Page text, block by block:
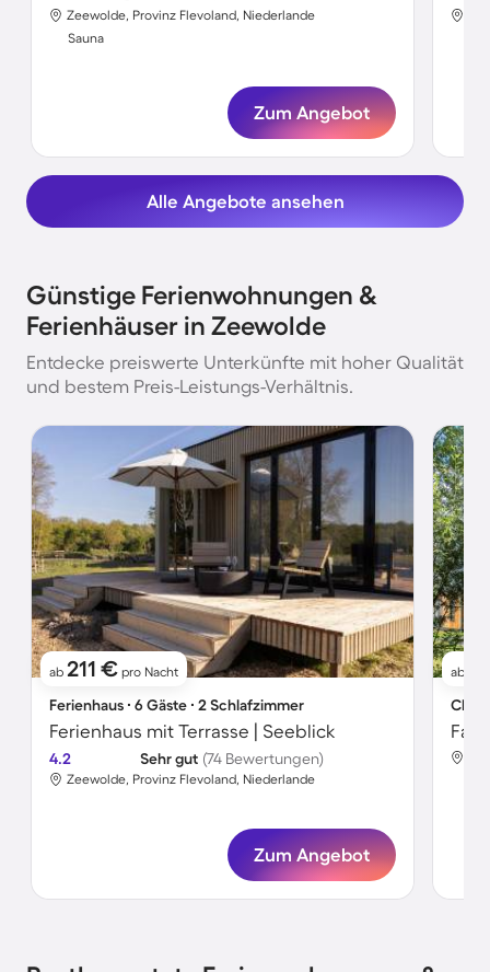
Zeewolde, Provinz Flevoland, Niederlande
Sauna
Zum Angebot
Alle Angebote ansehen
Günstige Ferienwohnungen &
Ferienhäuser in Zeewolde
Entdecke preiswerte Unterkünfte mit hoher Qualität
und bestem Preis-Leistungs-Verhältnis.
ab 211 € pro Nacht
Ferienhaus ∙ 6 Gäste ∙ 2 Schlafzimmer
Ferienhaus mit Terrasse | Seeblick
4.2 Sehr gut (74 Bewertungen)
Zeewolde, Provinz Flevoland, Niederlande
Zum Angebot
ab